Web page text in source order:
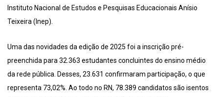
Instituto Nacional de Estudos e Pesquisas Educacionais Anísio
Teixeira (Inep).
Uma das novidades da edição de 2025 foi a inscrição pré-
preenchida para 32.363 estudantes concluintes do ensino médio
da rede pública. Desses, 23.631 confirmaram participação, o que
representa 73,02%. Ao todo no RN, 78.389 candidatos são isentos